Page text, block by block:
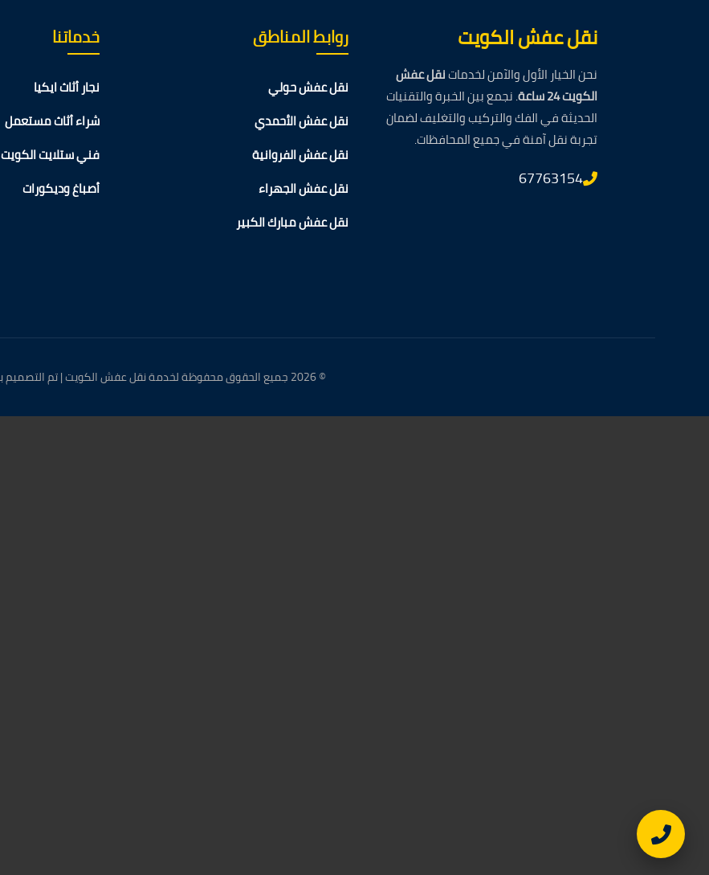
نقل عفش الكويت
نحن الخيار الأول والآمن لخدماتنقل عفش
الكويت 24 ساعة
. نجمع بين الخبرة والتقنيات
الحديثة في الفك والتركيب والتغليف لضمان
تجربة نقل آمنة في جميع المحافظات.
67763154
روابط المناطق
نقل عفش حولي
نقل عفش الأحمدي
نقل عفش الفروانية
نقل عفش الجهراء
نقل عفش مبارك الكبير
خدماتنا
نجار أثاث ايكيا
شراء أثاث مستعمل
فني ستلايت الكويت
أصباغ وديكورات
© 2026 جميع الحقوق محفوظة لخدمة نقل عفش الكويت | تم التصميم بواسطة